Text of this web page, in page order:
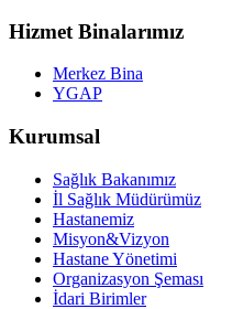
Hizmet Binalarımız
Merkez Bina
YGAP
Kurumsal
Sağlık Bakanımız
İl Sağlık Müdürümüz
Hastanemiz
Misyon&Vizyon
Hastane Yönetimi
Organizasyon Şeması
İdari Birimler